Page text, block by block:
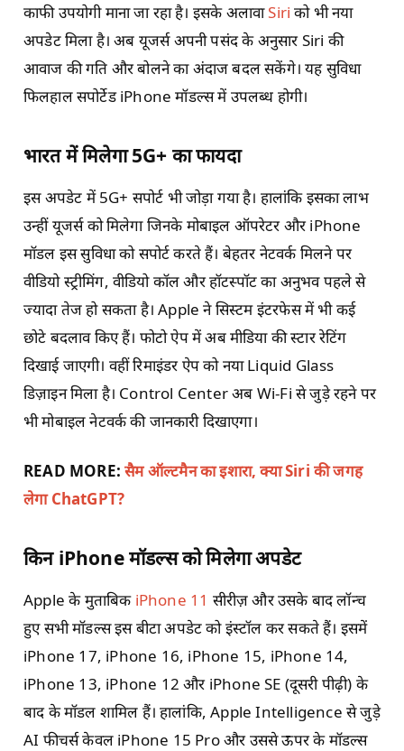
काफी उपयोगी माना जा रहा है। इसके अलावाSiriको भी नया
अपडेट मिला है। अब यूजर्स अपनी पसंद के अनुसार Siri की
आवाज की गति और बोलने का अंदाज बदल सकेंगे। यह सुविधा
फिलहाल सपोर्टेड iPhone मॉडल्स में उपलब्ध होगी।
भारत में मिलेगा 5G+ का फायदा
इस अपडेट में 5G+ सपोर्ट भी जोड़ा गया है। हालांकि इसका लाभ
उन्हीं यूजर्स को मिलेगा जिनके मोबाइल ऑपरेटर और iPhone
मॉडल इस सुविधा को सपोर्ट करते हैं। बेहतर नेटवर्क मिलने पर
वीडियो स्ट्रीमिंग, वीडियो कॉल और हॉटस्पॉट का अनुभव पहले से
ज्यादा तेज हो सकता है। Apple ने सिस्टम इंटरफेस में भी कई
छोटे बदलाव किए हैं। फोटो ऐप में अब मीडिया की स्टार रेटिंग
दिखाई जाएगी। वहीं रिमाइंडर ऐप को नया Liquid Glass
डिज़ाइन मिला है। Control Center अब Wi-Fi से जुड़े रहने पर
भी मोबाइल नेटवर्क की जानकारी दिखाएगा।
READ MORE:सैम ऑल्टमैन का इशारा, क्या Siri की जगह
लेगा ChatGPT?
किन iPhone मॉडल्स को मिलेगा अपडेट
Apple के मुताबिक iPhone 11 सीरीज़ और उसके बाद लॉन्च
हुए सभी मॉडल्स इस बीटा अपडेट को इंस्टॉल कर सकते हैं। इसमें
iPhone 17, iPhone 16, iPhone 15, iPhone 14,
iPhone 13, iPhone 12 और iPhone SE (दूसरी पीढ़ी) के
बाद के मॉडल शामिल हैं। हालांकि, Apple Intelligence से जुड़े
AI फीचर्स केवल iPhone 15 Pro और उससे ऊपर के मॉडल्स